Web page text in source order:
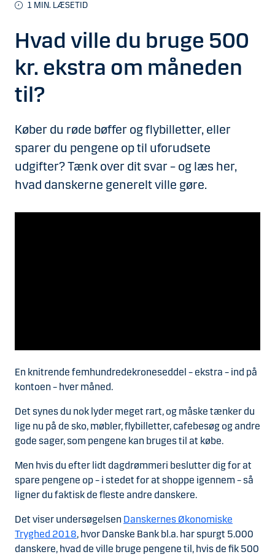
1 MIN. LÆSETID
Hvad ville du bruge 500
kr. ekstra om måneden
til?
Køber du røde bøffer og flybilletter, eller
sparer du pengene op til uforudsete
udgifter? Tænk over dit svar – og læs her,
hvad danskerne generelt ville gøre.
En knitrende femhundredekroneseddel – ekstra – ind på
kontoen – hver måned.
Det synes du nok lyder meget rart, og måske tænker du
lige nu på de sko, møbler, flybilletter, cafebesøg og andre
gode sager, som pengene kan bruges til at købe.
Men hvis du efter lidt dagdrømmeri beslutter dig for at
spare pengene op – i stedet for at shoppe igennem – så
ligner du faktisk de fleste andre danskere.
Det viser undersøgelsen Danskernes Økonomiske
Tryghed 2018, hvor Danske Bank bl.a. har spurgt 5.000
danskere, hvad de ville bruge pengene til, hvis de fik 500